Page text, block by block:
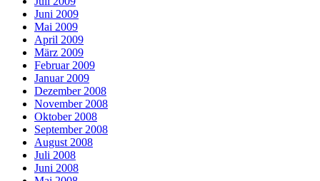
Juni 2009
Mai 2009
April 2009
März 2009
Februar 2009
Januar 2009
Dezember 2008
November 2008
Oktober 2008
September 2008
August 2008
Juli 2008
Juni 2008